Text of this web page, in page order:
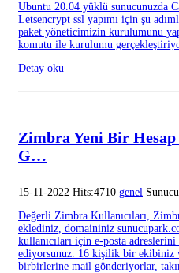
Ubuntu 20.04 yüklü sunucunuzda
Letsencrypt ssl yapımı için şu
paket yöneticimizin kurulumunu
komutu ile kurulumu
Detay oku
Zimbra Yeni Bir
G…
15-11-2022 Hits:4710 genel
Değerli Zimbra Kullanıcıları,
eklediniz, domaininiz
kullanıcıları için e-posta
ediyorsunuz. 16 kişilik bir ekibiniz
birbirlerine mail gönderiyorlar,